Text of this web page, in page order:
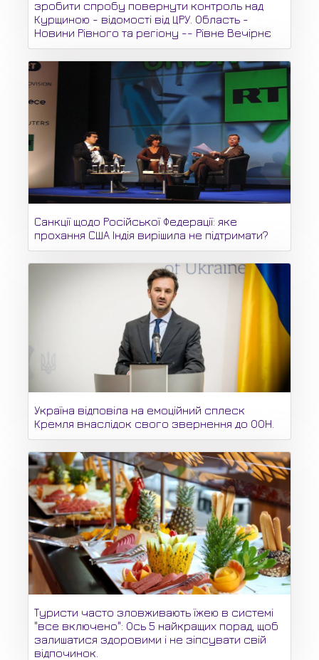
зробити спробу повернути контроль над
Курщиною - відомості від ЦРУ. Область -
Новини Рівного та регіону -- Рівне Вечірнє
Санкції щодо Російської Федерації: яке
прохання США Індія вирішила не підтримати?
Україна відповіла на емоційний сплеск
Кремля внаслідок свого звернення до ООН.
Туристи часто зловживають їжею в системі
"все включено": Ось 5 найкращих порад, щоб
залишатися здоровими і не зіпсувати свій
відпочинок.